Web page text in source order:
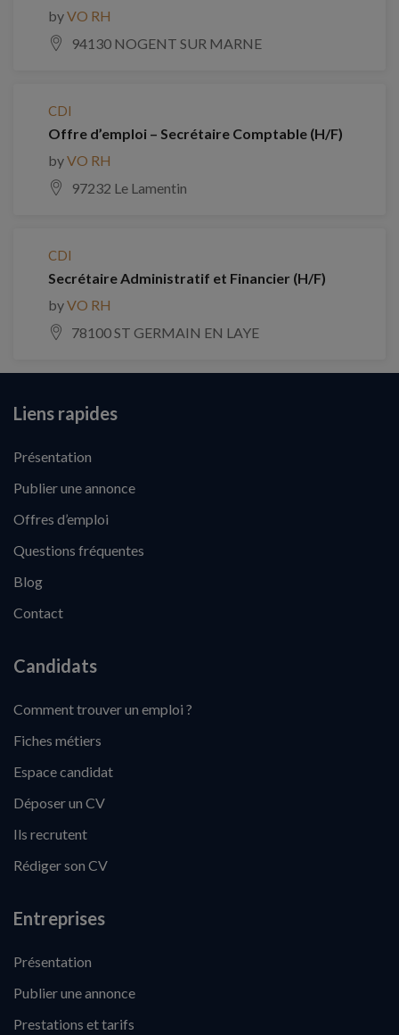
byVO RH
94130 NOGENT SUR MARNE
CDI
Offre d’emploi – Secrétaire Comptable (H/F)
byVO RH
97232 Le Lamentin
CDI
Secrétaire Administratif et Financier (H/F)
byVO RH
78100 ST GERMAIN EN LAYE
Liens rapides
Présentation
Publier une annonce
Offres d’emploi
Questions fréquentes
Blog
Contact
Candidats
Comment trouver un emploi ?
Fiches métiers
Espace candidat
Déposer un CV
Ils recrutent
Rédiger son CV
Entreprises
Présentation
Publier une annonce
Prestations et tarifs